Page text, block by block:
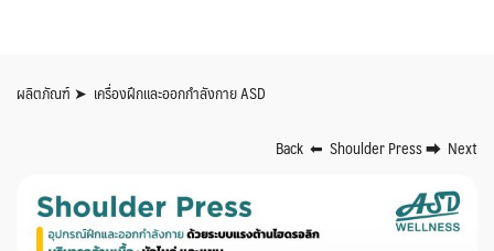
ผลิตภัณฑ์ ➤ เครื่องฝึกและออกกำลังกาย ASD
Back ⬅ Shoulder Press ⮕ Next